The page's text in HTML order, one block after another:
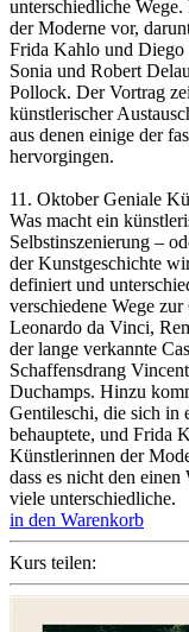
unterschiedliche
der Moderne vor,
Frida Kahlo und Diego
Sonia und Robert
Pollock. Der Vortrag
künstlerischer
aus denen einige der
hervorgingen.
11. Oktober Geniale
Was macht ein
Selbstinszenierung –
der Kunstgeschichte
definiert und
verschiedene Wege
Leonardo da Vinci,
der lange verkannte
Schaffensdrang
Duchamps. Hinzu
Gentileschi, die sich in
behauptete, und Frida
Künstlerinnen der
dass es nicht den
viele unterschiedliche.
in den Warenkorb
Kurs teilen: